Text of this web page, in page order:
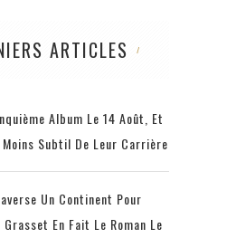
ARTICLES
Album Le 14 Août, Et
Subtil De Leur Carrière
Un Continent Pour
Grasset En Fait Le Roman Le